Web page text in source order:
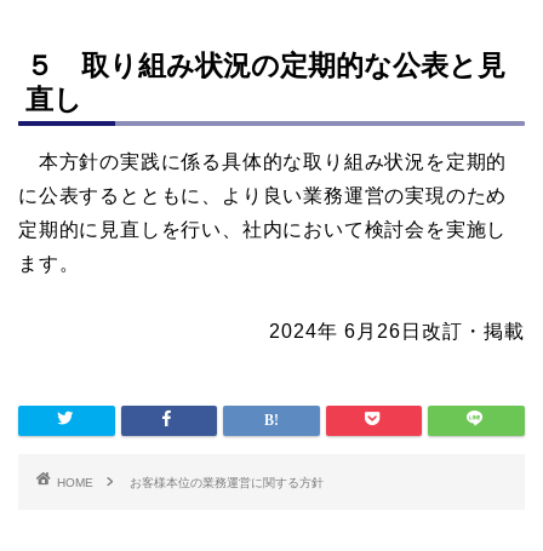
５ 取り組み状況の定期的な公表と見
直し
本方針の実践に係る具体的な取り組み状況を定期的
に公表するとともに、より良い業務運営の実現のため
定期的に見直しを行い、社内において検討会を実施し
ます。
2024年 6月26日改訂・掲載
HOME お客様本位の業務運営に関する方針